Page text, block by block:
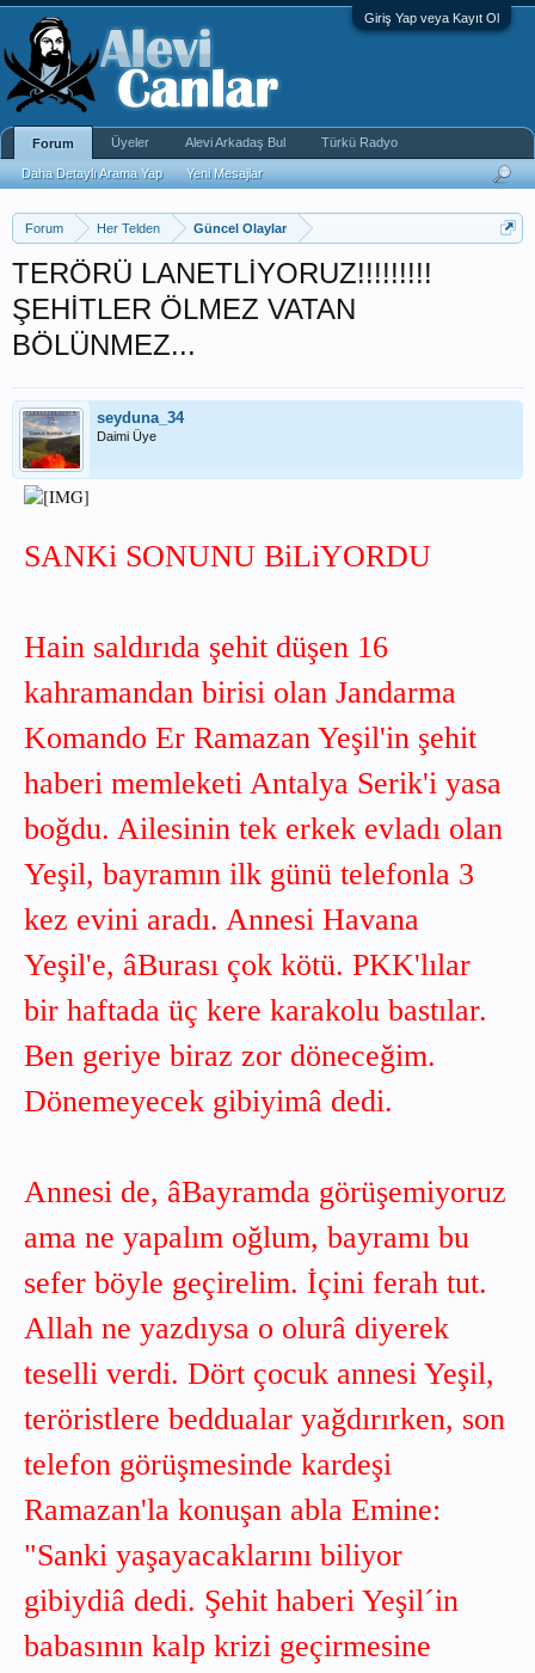
Giriş Yap veya Kayıt Ol
Forum Her Telden Güncel Olaylar
TERÖRÜ LANETLİYORUZ!!!!!!!!!
ŞEHİTLER ÖLMEZ VATAN
BÖLÜNMEZ...
seyduna_34
Daimi Üye
SANKi SONUNU BiLiYORDU
Hain saldırıda şehit düşen 16
kahramandan birisi olan Jandarma
Komando Er Ramazan Yeşil'in şehit
haberi memleketi Antalya Serik'i yasa
boğdu. Ailesinin tek erkek evladı olan
Yeşil, bayramın ilk günü telefonla 3
kez evini aradı. Annesi Havana
Yeşil'e, âBurası çok kötü. PKK'lılar
bir haftada üç kere karakolu bastılar.
Ben geriye biraz zor döneceğim.
Dönemeyecek gibiyimâ dedi.
Annesi de, âBayramda görüşemiyoruz
ama ne yapalım oğlum, bayramı bu
sefer böyle geçirelim. İçini ferah tut.
Allah ne yazdıysa o olurâ diyerek
teselli verdi. Dört çocuk annesi Yeşil,
teröristlere beddualar yağdırırken, son
telefon görüşmesinde kardeşi
Ramazan'la konuşan abla Emine:
"Sanki yaşayacaklarını biliyor
gibiydiâ dedi. Şehit haberi Yeşil´in
babasının kalp krizi geçirmesine
Forum
Daha Detaylı Arama Yap Yeni Mesajlar
Üyeler Alevi Arkadaş Bul Türkü Radyo